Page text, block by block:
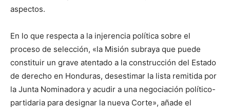
aspectos.
En lo que respecta a la injerencia política sobre el
proceso de selección, «la Misión subraya que puede
constituir un grave atentado a la construcción del Estado
de derecho en Honduras, desestimar la lista remitida por
la Junta Nominadora y acudir a una negociación político-
partidaria para designar la nueva Corte», añade el